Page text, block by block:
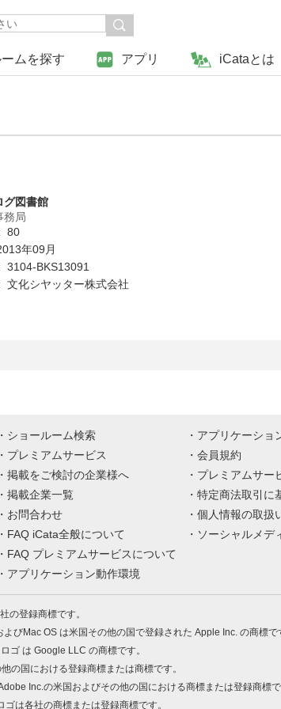
ムを探す アプリ iCataとは
グ図書館
務局
80
年09月
3104-BKS13091
文化シヤッター株式会社
ショールーム検索
プレミアムサービス
掲載をご検討の企業様へ
掲載企業一覧
お問合わせ
FAQ iCata全般について
FAQ プレミアムサービスについて
アプリケーション動作環境
アプリケーショ
会員規約
プレミアムサー
特定商法取引に
個人情報の取扱
ソーシャルメデ
の登録商標です。
びMac OS は米国その他の国で登録された Apple Inc. の商標で
ゴ は Google LLC の商標です。
の国における登録商標または商標です。
Inc.の米国およびその他の国における商標または登録商標で
は各社の商標または登録商標です。